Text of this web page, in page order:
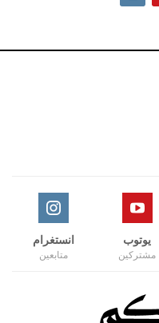
يوتوب
مشتركين
انستغرام
متابعين